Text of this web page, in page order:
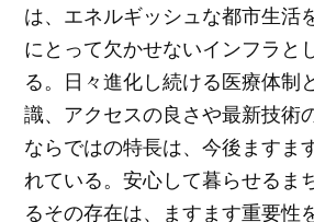
は、エネルギッシュな都市生活
にとって欠かせないインフラと
る。日々進化し続ける医療体制
識、アクセスの良さや最新技術
ならではの特長は、今後ますま
れている。安心して暮らせるま
るその存在は、ますます重要性